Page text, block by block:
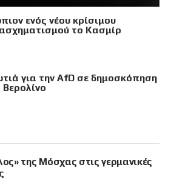
ενός νέου κρίσιμου
το Κασμίρ
για την AfD σε δημοσκόπηση
της Μόσχας στις γερμανικές